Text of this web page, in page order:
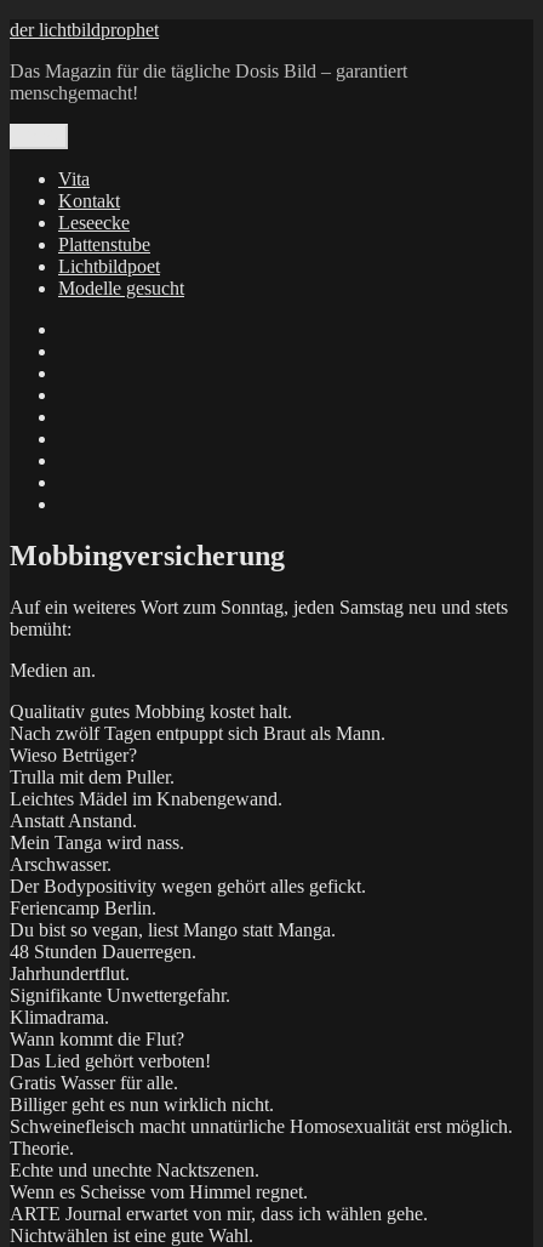
Zum
springen
der lichtbildprophet
Das Magazin für die tägliche Dosis Bild – garantiert
menschgemacht!
Vita
Kontakt
Leseecke
Plattenstube
Lichtbildpoet
Modelle gesucht
at
Instagram
Mobbingversicherung
Auf ein weiteres Wort zum Sonntag, jeden Samstag neu und stets
bemüht:
Medien an.
Qualitativ gutes Mobbing kostet halt.
Nach zwölf Tagen entpuppt sich Braut als Mann.
Wieso Betrüger?
Trulla mit dem Puller.
Leichtes Mädel im Knabengewand.
Anstatt Anstand.
Mein Tanga wird nass.
Arschwasser.
Der Bodypositivity wegen gehört alles gefickt.
Feriencamp Berlin.
Du bist so vegan, liest Mango statt Manga.
48 Stunden Dauerregen.
Jahrhundertflut.
Signifikante Unwettergefahr.
Klimadrama.
Wann kommt die Flut?
Das Lied gehört verboten!
Gratis Wasser für alle.
Billiger geht es nun wirklich nicht.
Schweinefleisch macht unnatürliche Homosexualität erst möglich.
Theorie.
Echte und unechte Nacktszenen.
Wenn es Scheisse vom Himmel regnet.
ARTE Journal erwartet von mir, dass ich wählen gehe.
Nichtwählen ist eine gute Wahl.